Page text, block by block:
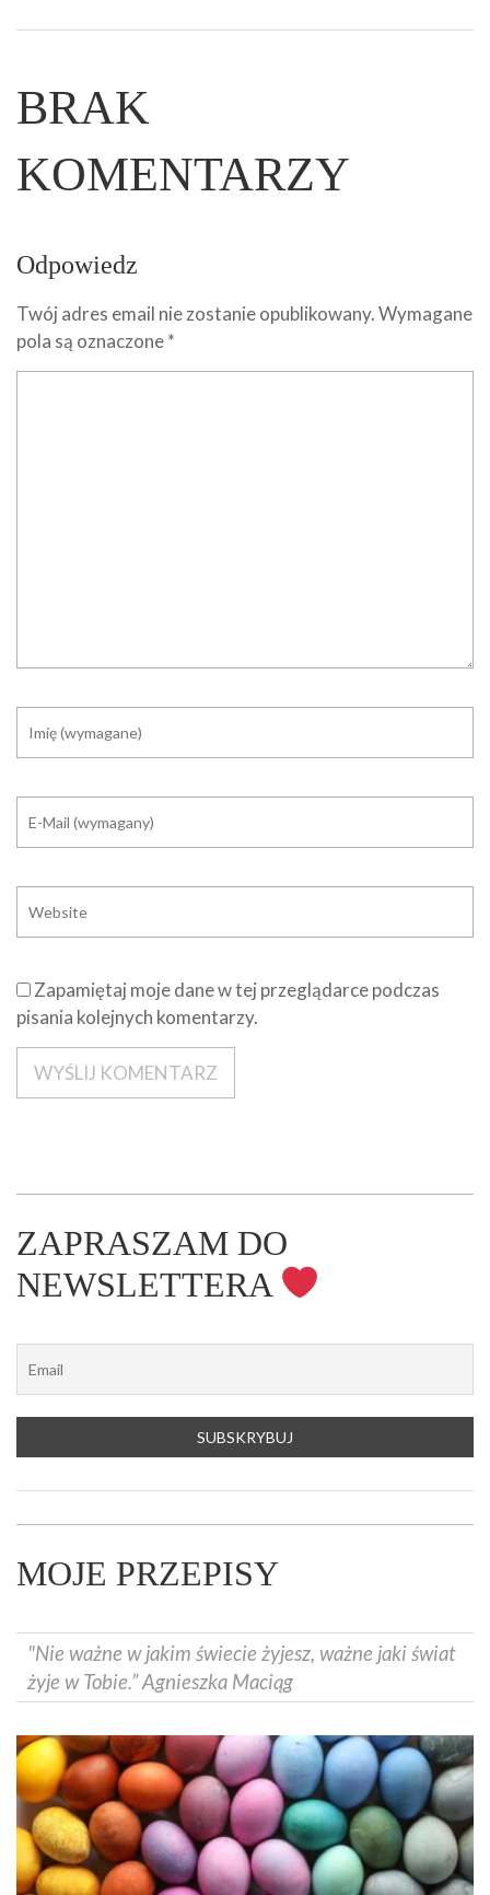
BRAK
KOMENTARZY
Odpowiedz
Twój adres email nie zostanie opublikowany.Wymagane
pola są oznaczone*
Zapamiętaj moje dane w tej przeglądarce podczas
pisania kolejnych komentarzy.
ZAPRASZAM DO
NEWSLETTERA
MOJE PRZEPISY
"Nie ważne w jakim świecie żyjesz, ważne jaki świat
żyje w Tobie.” Agnieszka Maciąg